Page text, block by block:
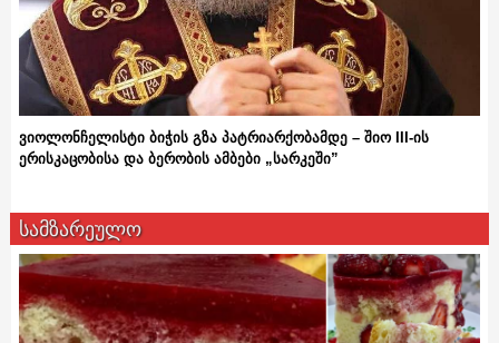
ვიოლონჩელისტი ბიჭის გზა პატრიარქობამდე – შიო III-ის
ერისკაცობისა და ბერობის ამბები „სარკეში”
სამზარეულო